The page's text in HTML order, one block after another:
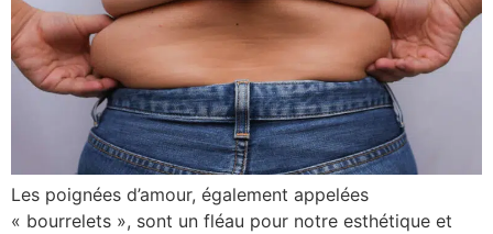
Les poignées d’amour, également appelées
« bourrelets », sont un fléau pour notre esthétique et